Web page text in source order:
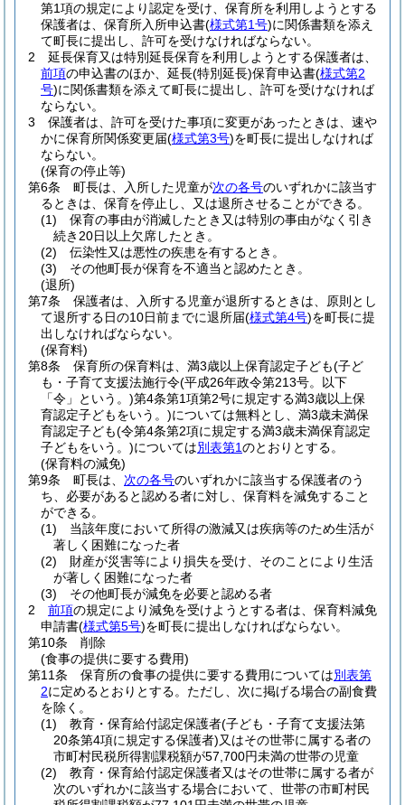
第1項の規定により認定を受け、保育所を利用しようとする
保護者は、保育所入所申込書(様式第1号)に関係書類を添え
て町長に提出し、許可を受けなければならない。
2
延長保育又は特別延長保育を利用しようとする保護者は、
前項の申込書のほか、延長(特別延長)保育申込書(様式第2
号)に関係書類を添えて町長に提出し、許可を受けなければ
ならない。
3
保護者は、許可を受けた事項に変更があったときは、速や
かに保育所関係変更届(様式第3号)を町長に提出しなければ
ならない。
(保育の停止等)
第6条
町長は、入所した児童が次の各号のいずれかに該当す
るときは、保育を停止し、又は退所させることができる。
(1)
保育の事由が消滅したとき又は特別の事由がなく引き
続き20日以上欠席したとき。
(2)
伝染性又は悪性の疾患を有するとき。
(3)
その他町長が保育を不適当と認めたとき。
(退所)
第7条
保護者は、入所する児童が退所するときは、原則とし
て退所する日の10日前までに退所届(様式第4号)を町長に提
出しなければならない。
(保育料)
第8条
保育所の保育料は、満3歳以上保育認定子ども(子ど
も・子育て支援法施行令(平成26年政令第213号。以下
「令」という。)第4条第1項第2号に規定する満3歳以上保
育認定子どもをいう。)については無料とし、満3歳未満保
育認定子ども(令第4条第2項に規定する満3歳未満保育認定
子どもをいう。)については別表第1のとおりとする。
(保育料の減免)
第9条
町長は、 次の各号のいずれかに該当する保護者のう
ち、必要があると認める者に対し、保育料を減免すること
ができる。
(1)
当該年度において所得の激減又は疾病等のため生活が
著しく困難になった者
(2)
財産が災害等により損失を受け、そのことにより生活
が著しく困難になった者
(3)
その他町長が減免を必要と認める者
2
前項の規定により減免を受けようとする者は、保育料減免
申請書(様式第5号)を町長に提出しなければならない。
第10条
削除
(食事の提供に要する費用)
第11条
保育所の食事の提供に要する費用については別表第
2に定めるとおりとする。 ただし、次に掲げる場合の副食費
を除く。
(1)
教育・保育給付認定保護者(子ども・子育て支援法第
20条第4項に規定する保護者)又はその世帯に属する者の
市町村民税所得割課税額が57,700円未満の世帯の児童
(2)
教育・保育給付認定保護者又はその世帯に属する者が
次のいずれかに該当する場合において、世帯の市町村民